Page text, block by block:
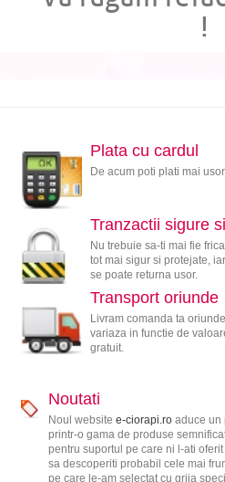
!
Plata cu cardul
De acum poti plati mai usor
Tranzactii sigure
Nu trebuie sa-ti mai fie
tot mai sigur si protejate,
se poate returna usor.
Transport oriunde
Livram comanda ta
variaza in functie de
gratuit.
Noutati
Noul website e-ciorapi.roaduce un
printr-o gama de produse
pentru suportul pe care ni l-ati
sa descoperiti probabil cele mai
pe care le-am selectat cu grija